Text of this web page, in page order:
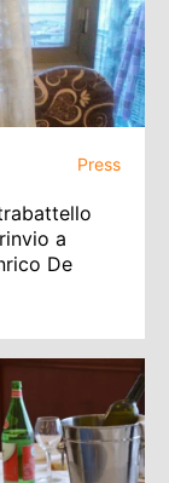
Press
a
De